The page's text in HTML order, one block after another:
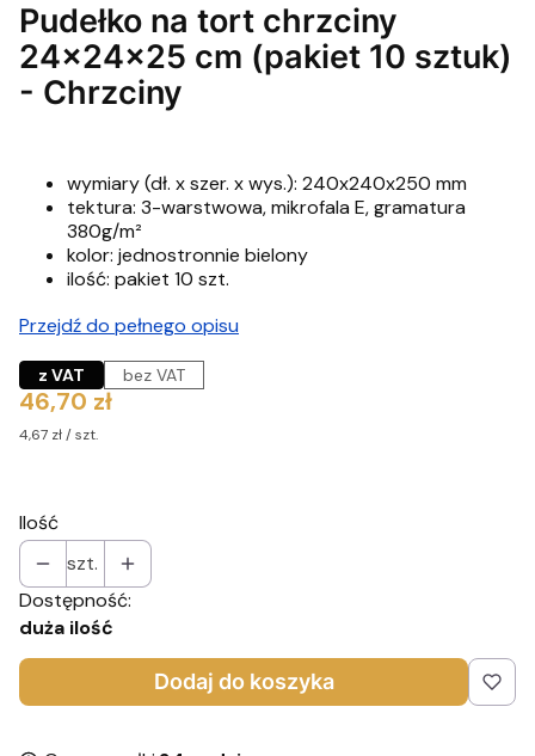
Pudełko na tort chrzciny
24x24x25 cm (pakiet 10 sztuk)
- Chrzciny
wymiary (dł. x szer. x wys.): 240x240x250 mm
tektura: 3-warstwowa, mikrofala E, gramatura
380g/m²
kolor: jednostronnie bielony
ilość: pakiet 10 szt.
Przejdź do pełnego opisu
z VAT bez VAT
Cena
46,70 zł
4,67 zł / szt.
Ilość
szt.
Dostępność:
duża ilość
Dodaj do koszyka